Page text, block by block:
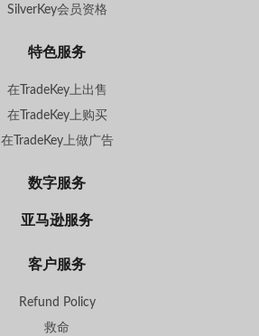
SilverKey会员资格
特色服务
在TradeKey上出售
在TradeKey上购买
在TradeKey上做广告
数字服务
亚马逊服务
客户服务
Refund Policy
救命